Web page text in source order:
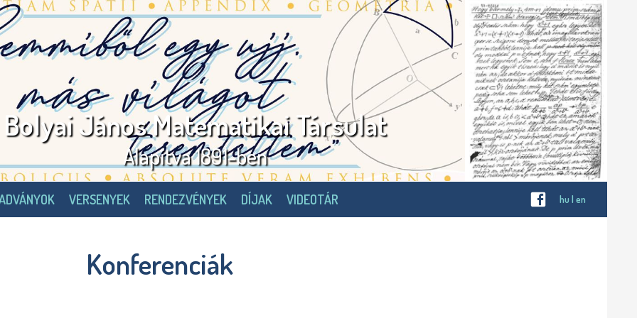
Bolyai János Matematikai Társulat
Alapítva 1891-ben
VERSENYEK RENDEZVÉNYEK DÍJAK VIDEOTÁR hu | en
Konferenciák